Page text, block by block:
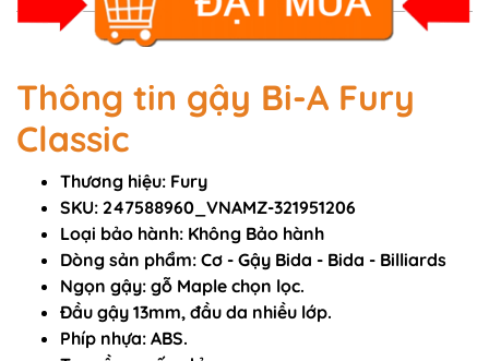
Thông tin gậy Bi-A Fury
Classic
Thương hiệu: Fury
SKU: 247588960_VNAMZ-321951206
Loại bảo hành: Không Bảo hành
Dòng sản phẩm: Cơ - Gậy Bida - Bida - Billiards
Ngọn gậy: gỗ Maple chọn lọc.
Đầu gậy 13mm, đầu da nhiều lớp.
Phíp nhựa: ABS.